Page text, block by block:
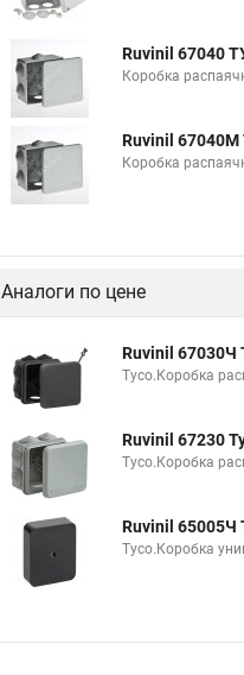
Ruvinil 67040
Коробка
Ruvinil 67040М
Коробка
Аналоги по цене
Ruvinil 67030Ч
Тусо.Коробка
Ruvinil 67230
Тусо.Коробка
Ruvinil 65005Ч
Тусо.Коробка